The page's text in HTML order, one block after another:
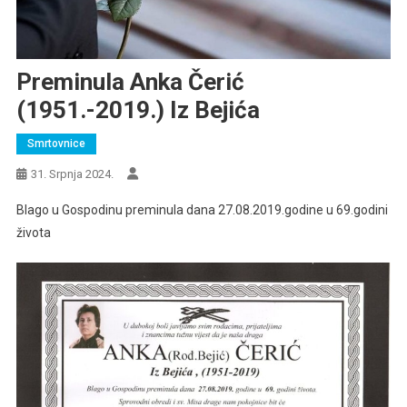
Preminula Anka Čerić
(1951.-2019.) Iz Bejića
Smrtovnice
31. Srpnja 2024.
Blago u Gospodinu preminula dana 27.08.2019.godine u 69.godini
života